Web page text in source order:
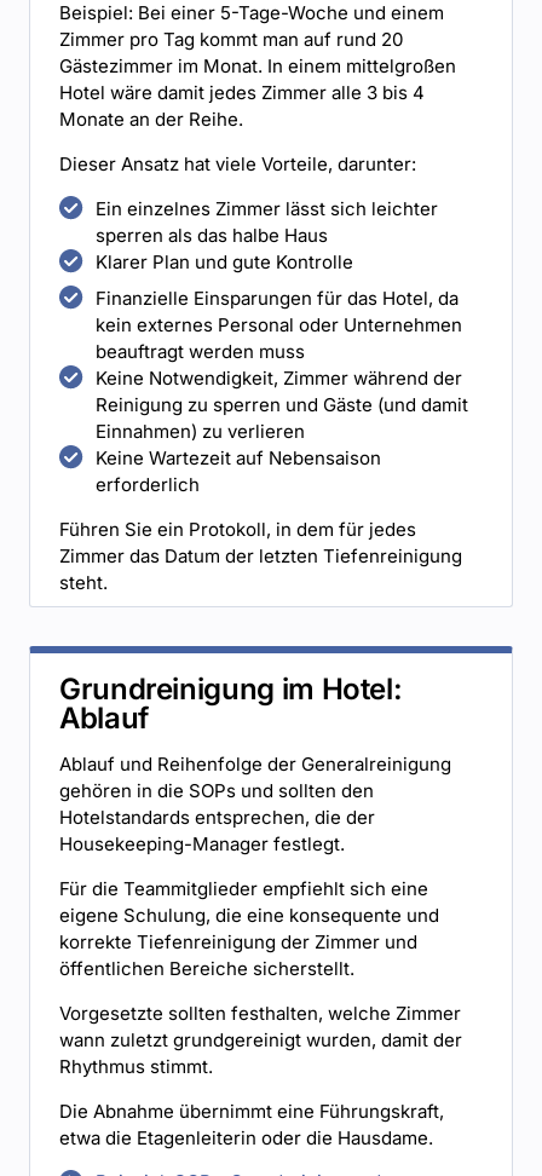
Beispiel: Bei einer 5-Tage-Woche und einem
Zimmer pro Tag kommt man auf rund 20
Gästezimmer im Monat. In einem mittelgroßen
Hotel wäre damit jedes Zimmer alle 3 bis 4
Monate an der Reihe.
Dieser Ansatz hat viele Vorteile, darunter:
Ein einzelnes Zimmer lässt sich leichter
sperren als das halbe Haus
Klarer Plan und gute Kontrolle
Finanzielle Einsparungen für das Hotel, da
kein externes Personal oder Unternehmen
beauftragt werden muss
Keine Notwendigkeit, Zimmer während der
Reinigung zu sperren und Gäste (und damit
Einnahmen) zu verlieren
Keine Wartezeit auf Nebensaison
erforderlich
Führen Sie ein Protokoll, in dem für jedes
Zimmer das Datum der letzten Tiefenreinigung
steht.
Grundreinigung im Hotel:
Ablauf
Ablauf und Reihenfolge der Generalreinigung
gehören in die SOPs und sollten den
Hotelstandards entsprechen, die der
Housekeeping-Manager festlegt.
Für die Teammitglieder empfiehlt sich eine
eigene Schulung, die eine konsequente und
korrekte Tiefenreinigung der Zimmer und
öffentlichen Bereiche sicherstellt.
Vorgesetzte sollten festhalten, welche Zimmer
wann zuletzt grundgereinigt wurden, damit der
Rhythmus stimmt.
Die Abnahme übernimmt eine Führungskraft,
etwa die Etagenleiterin oder die Hausdame.